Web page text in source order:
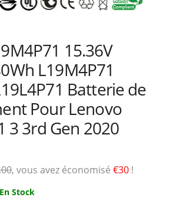
15.36V
L19M4P71
Batterie de
Pour Lenovo
3 3rd Gen 2020
, vous avez économisé €30 !
En Stock